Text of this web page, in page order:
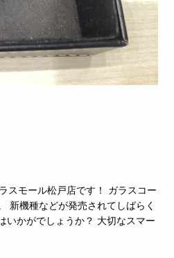
スモール松戸店です！ ガラスコー
新機種などが発売されてしばらく
いかがでしょうか？ 大切なスマー